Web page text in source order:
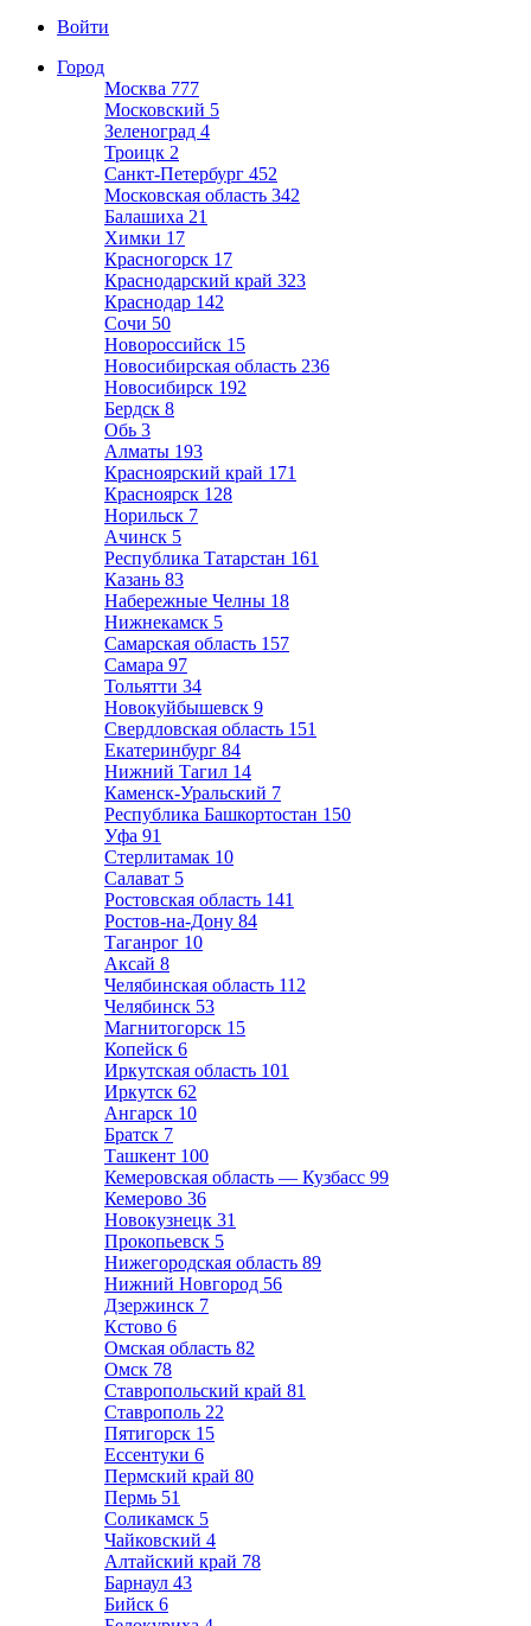
Войти
Город
Москва 777
Московский 5
Зеленоград 4
Троицк 2
Санкт-Петербург 452
Московская область 342
Балашиха 21
Химки 17
Красногорск 17
Краснодарский край 323
Краснодар 142
Сочи 50
Новороссийск 15
Новосибирская область 236
Новосибирск 192
Бердск 8
Обь 3
Алматы 193
Красноярский край 171
Красноярск 128
Норильск 7
Ачинск 5
Республика Татарстан 161
Казань 83
Набережные Челны 18
Нижнекамск 5
Самарская область 157
Самара 97
Тольятти 34
Новокуйбышевск 9
Свердловская область 151
Екатеринбург 84
Нижний Тагил 14
Каменск-Уральский 7
Республика Башкортостан 150
Уфа 91
Стерлитамак 10
Салават 5
Ростовская область 141
Ростов-на-Дону 84
Таганрог 10
Аксай 8
Челябинская область 112
Челябинск 53
Магнитогорск 15
Копейск 6
Иркутская область 101
Иркутск 62
Ангарск 10
Братск 7
Ташкент 100
Кемеровская область — Кузбасс 99
Кемерово 36
Новокузнецк 31
Прокопьевск 5
Нижегородская область 89
Нижний Новгород 56
Дзержинск 7
Кстово 6
Омская область 82
Омск 78
Ставропольский край 81
Ставрополь 22
Пятигорск 15
Ессентуки 6
Пермский край 80
Пермь 51
Соликамск 5
Чайковский 4
Алтайский край 78
Барнаул 43
Бийск 6